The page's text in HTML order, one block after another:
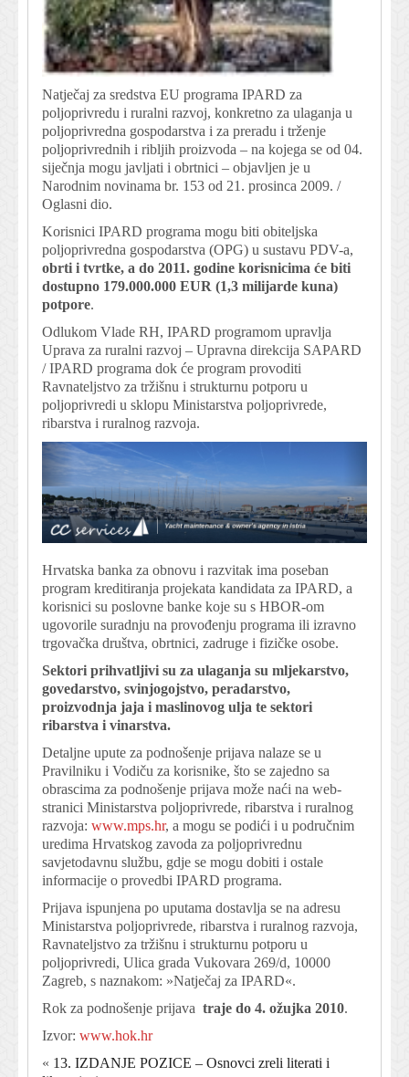
Natječaj za sredstva EU programa IPARD za
poljoprivredu i ruralni razvoj, konkretno za ulaganja u
poljoprivredna gospodarstva i za preradu i trženje
poljoprivrednih i ribljih proizvoda – na kojega se od 04.
siječnja mogu javljati i obrtnici – objavljen je u
Narodnim novinama br. 153 od 21. prosinca 2009. /
Oglasni dio.
Korisnici IPARD programa mogu biti obiteljska
poljoprivredna gospodarstva (OPG) u sustavu PDV-a,
obrti i tvrtke, a do 2011. godine korisnicima će biti
dostupno 179.000.000 EUR (1,3 milijarde kuna)
potpore.
Odlukom Vlade RH, IPARD programom upravlja
Uprava za ruralni razvoj – Upravna direkcija SAPARD
/ IPARD programa dok će program provoditi
Ravnateljstvo za tržišnu i strukturnu potporu u
poljoprivredi u sklopu Ministarstva poljoprivrede,
ribarstva i ruralnog razvoja.
Hrvatska banka za obnovu i razvitak ima poseban
program kreditiranja projekata kandidata za IPARD, a
korisnici su poslovne banke koje su s HBOR-om
ugovorile suradnju na provođenju programa ili izravno
trgovačka društva, obrtnici, zadruge i fizičke osobe.
Sektori prihvatljivi su za ulaganja su mljekarstvo,
govedarstvo, svinjogojstvo, peradarstvo,
proizvodnja jaja i maslinovog ulja te sektori
ribarstva i vinarstva.
Detaljne upute za podnošenje prijava nalaze se u
Pravilniku i Vodiču za korisnike, što se zajedno sa
obrascima za podnošenje prijava može naći na web-
stranici Ministarstva poljoprivrede, ribarstva i ruralnog
razvoja: www.mps.hr, a mogu se podići i u područnim
uredima Hrvatskog zavoda za poljoprivrednu
savjetodavnu službu, gdje se mogu dobiti i ostale
informacije o provedbi IPARD programa.
Prijava ispunjena po uputama dostavlja se na adresu
Ministarstva poljoprivrede, ribarstva i ruralnog razvoja,
Ravnateljstvo za tržišnu i strukturnu potporu u
poljoprivredi, Ulica grada Vukovara 269/d, 10000
Zagreb, s naznakom: »Natječaj za IPARD«.
Rok za podnošenje prijava traje do 4. ožujka 2010.
Izvor: www.hok.hr
« 13. IZDANJE POZICE – Osnovci zreli literati i